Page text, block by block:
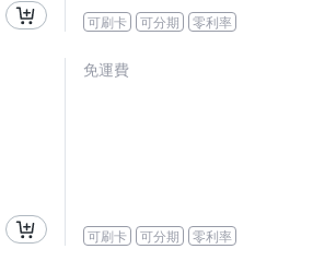
可刷卡 可分期 零利率
免運費
可刷卡 可分期 零利率